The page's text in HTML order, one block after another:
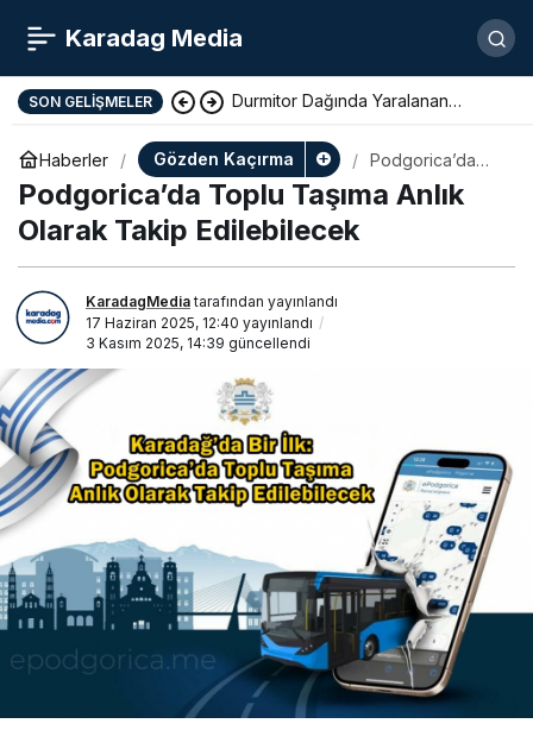
Karadag Media
SON GELIŞMELER Durmitor Dağında Yaralanan
Yunan Turist Başarıyla Kurtarıldı
Haberler Gözden Kaçırma
Podgorica’da
Toplu Taşıma
Anlık Olarak
Podgorica’da Toplu Taşıma Anlık
Olarak Takip Edilebilecek
KaradagMediatarafından yayınlandı
17 Haziran 2025, 12:40 yayınlandı
3 Kasım 2025, 14:39 güncellendi